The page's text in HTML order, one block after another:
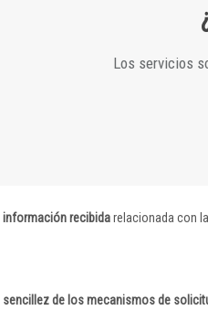
Los servicios
información recibidarelacionada con
sencillez de los mecanismos de